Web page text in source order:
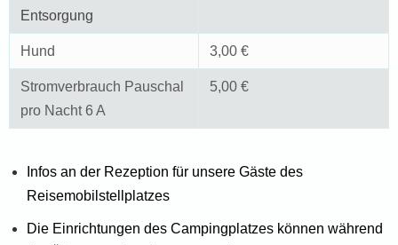
Entsorgung
Hund 3,00 €
Stromverbrauch Pauschal
pro Nacht 6 A
5,00 €
Infos an der Rezeption für unsere Gäste des
Reisemobilstellplatzes
Die Einrichtungen des Campingplatzes können während